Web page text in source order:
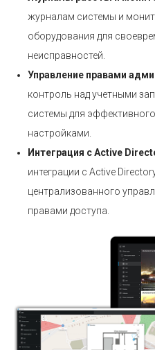
журналам системы и
оборудования для
неисправностей.
Управление правами
контроль над учетными
системы для
настройками.
Интеграция с Active
интеграции с Active
централизованного
правами доступа.